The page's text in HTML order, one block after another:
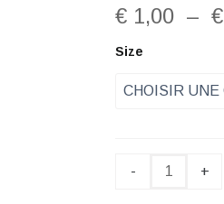
€ 1,00 – €
Size
-
quantité
Parfum
Chogan
+